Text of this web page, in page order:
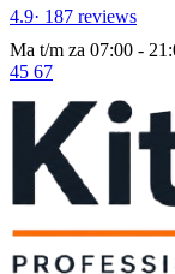
4.9· 187 reviews
Ma t/m za 07:00 -
45 67